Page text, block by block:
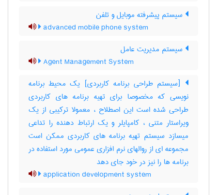
سیستم پیشرفته موبایل و تلفن
advanced mobile phone system
سیستم مدیریت عامل
Agent Management System
[سیستم طراحی برنامه کاربردی] یک محیط برنامه
نویسی که مخصوصا برای تهیه برنامه های کاربردی
طراحی شده است این اصطلاح ، معمولا ترکیبی از یک
ویراستار متنی ، کامپایلر و یک ارتباط دهنده را تداعی
میسازد سیستم تهیه برنامه های کاربردی ممکن است
مجموعه ای از روالهای نرم افزاری عمومی مورد استفاده در
برنامه ها را نیز در خود جای دهد
application development system